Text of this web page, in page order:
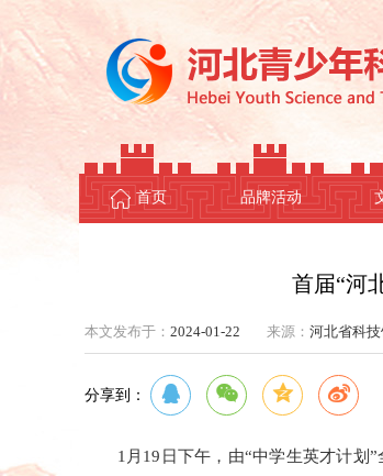
首页 品牌活动
首届“河
本文发布于： 2024-01-22 来源： 河北省科
分享到：
1月19日下午，由“中学生英才计划